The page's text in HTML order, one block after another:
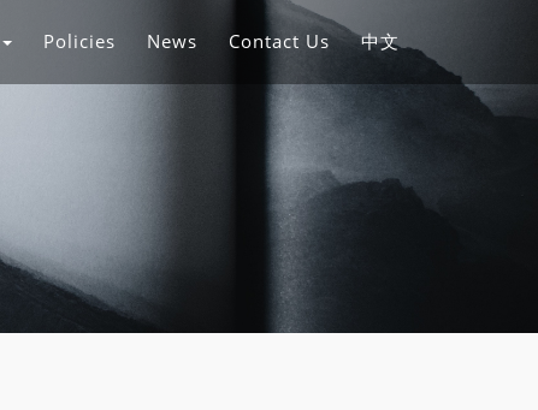
Policies News Contact Us 中文